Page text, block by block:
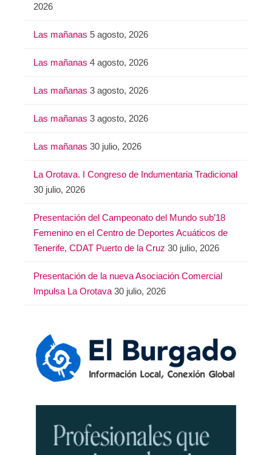
2026
Las mañanas 5 agosto, 2026
Las mañanas 4 agosto, 2026
Las mañanas 3 agosto, 2026
Las mañanas 3 agosto, 2026
Las mañanas 30 julio, 2026
La Orotava. I Congreso de Indumentaria Tradicional
30 julio, 2026
Presentación del Campeonato del Mundo sub’18
Femenino en el Centro de Deportes Acuáticos de
Tenerife, CDAT Puerto de la Cruz 30 julio, 2026
Presentación de la nueva Asociación Comercial
Impulsa La Orotava 30 julio, 2026